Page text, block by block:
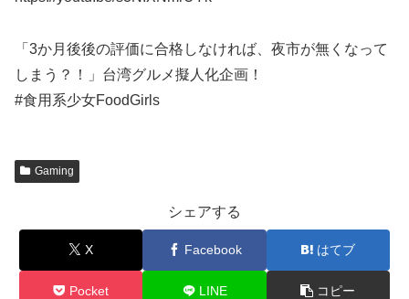
「3か月後後の評価に合格しなければ、夜市が無くなって
しまう？！」台湾グルメ擬人化企画！
#食用系少女FoodGirls
Gaming
シェアする
X Facebook はてブ
Pocket LINE コピー